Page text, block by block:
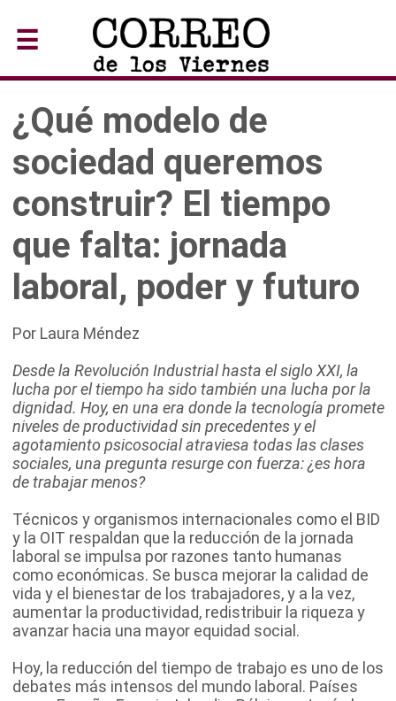
☰
¿Qué modelo de
sociedad queremos
construir? El tiempo
que falta: jornada
laboral, poder y futuro
Por Laura Méndez
Desde la Revolución Industrial hasta el siglo XXI, la
lucha por el tiempo ha sido también una lucha por la
dignidad. Hoy, en una era donde la tecnología promete
niveles de productividad sin precedentes y el
agotamiento psicosocial atraviesa todas las clases
sociales, una pregunta resurge con fuerza: ¿es hora
de trabajar menos?
Técnicos y organismos internacionales como el BID
y la OIT respaldan que la reducción de la jornada
laboral se impulsa por razones tanto humanas
como económicas. Se busca mejorar la calidad de
vida y el bienestar de los trabajadores, y a la vez,
aumentar la productividad, redistribuir la riqueza y
avanzar hacia una mayor equidad social.
Hoy, la reducción del tiempo de trabajo es uno de los
debates más intensos del mundo laboral. Países